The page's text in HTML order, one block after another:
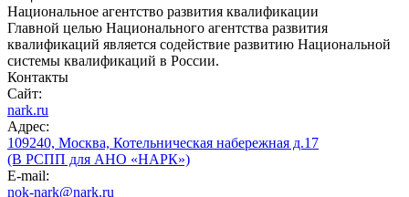
Национальное агентство развития квалификации
Главной целью Национального агентства развития
квалификаций является содействие развитию Национальной
системы квалификаций в России.
Контакты
Сайт:
nark.ru
Адрес:
109240, Москва, Котельническая набережная д.17
(В РСПП для АНО «НАРК»)
E-mail:
nok-nark@nark.ru